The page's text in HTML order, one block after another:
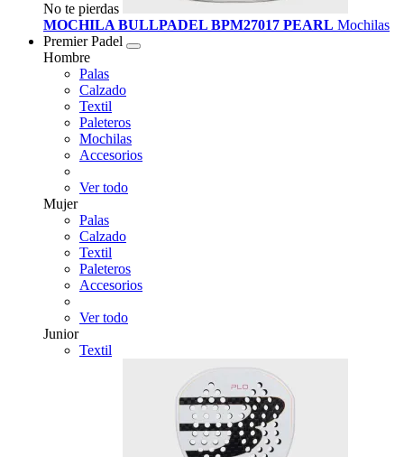
No te pierdas
MOCHILA BULLPADEL BPM27017 PEARL Mochilas
Premier Padel
Hombre
Palas
Calzado
Textil
Paleteros
Mochilas
Accesorios
Ver todo
Mujer
Palas
Calzado
Textil
Paleteros
Accesorios
Ver todo
Junior
Textil